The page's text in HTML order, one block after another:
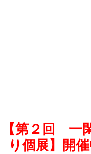
【第２回 一
り個展】開